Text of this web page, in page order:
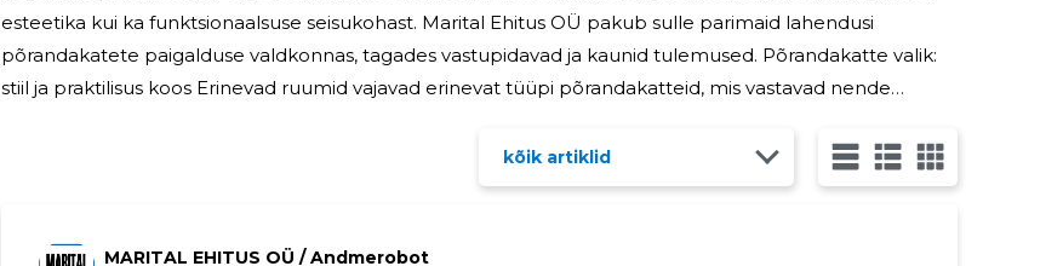
esteetika kui ka funktsionaalsuse seisukohast. Marital Ehitus OÜ pakub sulle parimaid lahendusi
põrandakatete paigalduse valdkonnas, tagades vastupidavad ja kaunid tulemused. Põrandakatte valik:
stiil ja praktilisus koos Erinevad ruumid vajavad erinevat tüüpi põrandakatteid, mis vastavad nende
kõik artiklid
MARITAL EHITUS OÜ / Andmerobot